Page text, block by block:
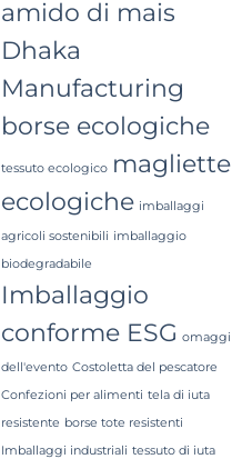
amido di mais
Dhaka
Manufacturing
borse ecologiche
tessuto ecologico magliette
ecologiche imballaggi
agricoli sostenibili imballaggio
biodegradabile
Imballaggio
conforme ESG omaggi
dell'evento Costoletta del pescatore
Confezioni per alimenti tela di iuta
resistente borse tote resistenti
Imballaggi industriali tessuto di iuta